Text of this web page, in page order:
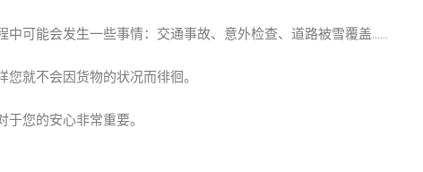
可能会发生一些事情：交通事故、意外检查、道路被雪覆盖……
就不会因货物的状况而徘徊。
您的安心非常重要。